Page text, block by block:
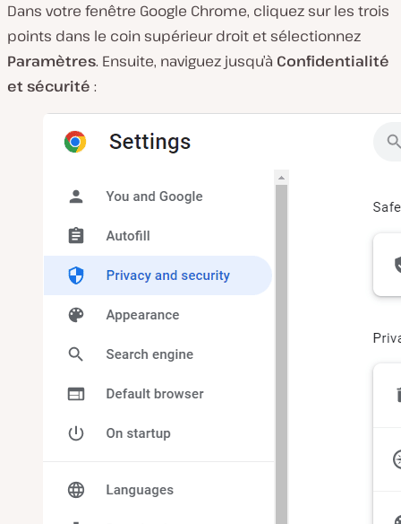
Dans votre fenêtre Google Chrome, cliquez sur les trois
points dans le coin supérieur droit et sélectionnez
Paramètres. Ensuite, naviguez jusqu’à Confidentialité
et sécurité :